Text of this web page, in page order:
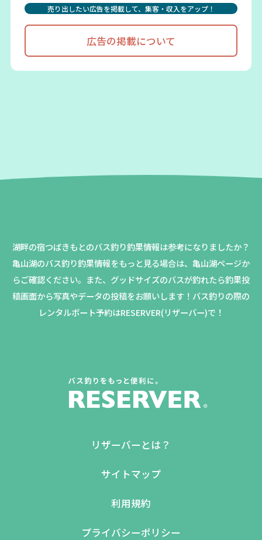
売り出したい広告を掲載して、集客・収入をアップ！
広告の掲載について
湖畔の宿つばきもとのバス釣り釣果情報は参考になりましたか？
亀山湖のバス釣り釣果情報をもっと見る場合は、亀山湖ページか
らご確認ください。 また、グッドサイズのバスが釣れたら釣果投
稿画面から写真やデータの投稿をお願いします！バス釣りの際の
レンタルボート予約はRESERVER(リザーバー)で！
リザーバーとは？
サイトマップ
利用規約
プライバシーポリシー